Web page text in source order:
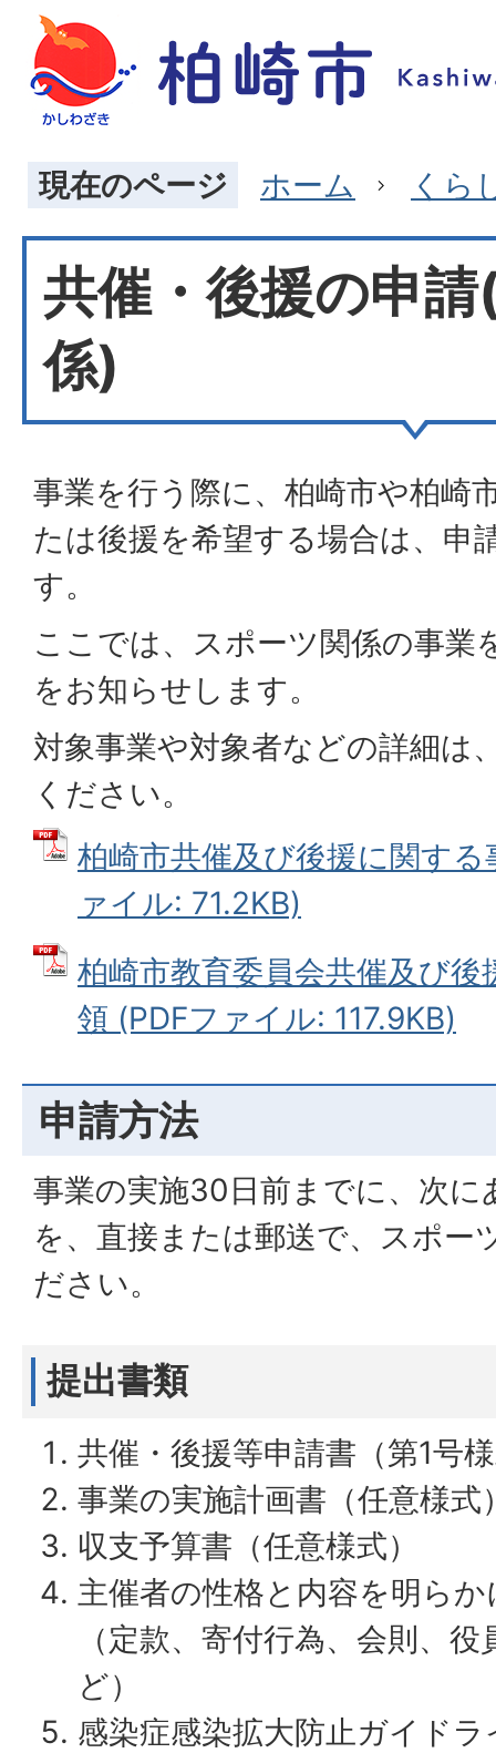
現在のページ ホーム くら
共催・後援の申
係)
事業を行う際に、柏崎市や柏崎
たは後援を希望する場合は、申
す。
ここでは、スポーツ関係の事業
をお知らせします。
対象事業や対象者などの詳細は
ください。
柏崎市共催及び後援に関す
ァイル: 71.2KB)
柏崎市教育委員会共催及び
領 (PDFファイル: 117.9KB)
申請方法
事業の実施30日前までに、次に
を、直接または郵送で、スポー
ださい。
提出書類
共催・後援等申請書（第1号
事業の実施計画書（任意様式
収支予算書（任意様式）
主催者の性格と内容を明ら
（定款、寄付行為、会則、
ど）
感染症感染拡大防止ガイド